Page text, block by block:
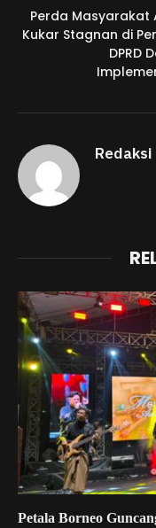
Perda Masyarakat
Kukar Stagnan di
DPRD
Redaksi
Petala Borneo